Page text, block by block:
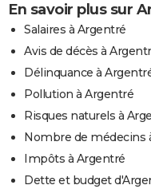
En savoir plus sur
Salaires à Argentré
Avis de décès à
Délinquance à
Pollution à Argentré
Risques naturels à
Nombre de médecins
Impôts à Argentré
Dette et budget